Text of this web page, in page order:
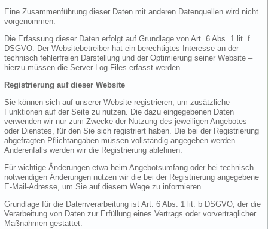
Eine Zusammenführung dieser Daten mit anderen Datenquellen wird nicht
vorgenommen.
Die Erfassung dieser Daten erfolgt auf Grundlage von Art. 6 Abs. 1 lit. f
DSGVO. Der Websitebetreiber hat ein berechtigtes Interesse an der
technisch fehlerfreien Darstellung und der Optimierung seiner Website –
hierzu müssen die Server-Log-Files erfasst werden.
Registrierung auf dieser Website
Sie können sich auf unserer Website registrieren, um zusätzliche
Funktionen auf der Seite zu nutzen. Die dazu eingegebenen Daten
verwenden wir nur zum Zwecke der Nutzung des jeweiligen Angebotes
oder Dienstes, für den Sie sich registriert haben. Die bei der Registrierung
abgefragten Pflichtangaben müssen vollständig angegeben werden.
Anderenfalls werden wir die Registrierung ablehnen.
Für wichtige Änderungen etwa beim Angebotsumfang oder bei technisch
notwendigen Änderungen nutzen wir die bei der Registrierung angegebene
E-Mail-Adresse, um Sie auf diesem Wege zu informieren.
Grundlage für die Datenverarbeitung ist Art. 6 Abs. 1 lit. b DSGVO, der die
Verarbeitung von Daten zur Erfüllung eines Vertrags oder vorvertraglicher
Maßnahmen gestattet.